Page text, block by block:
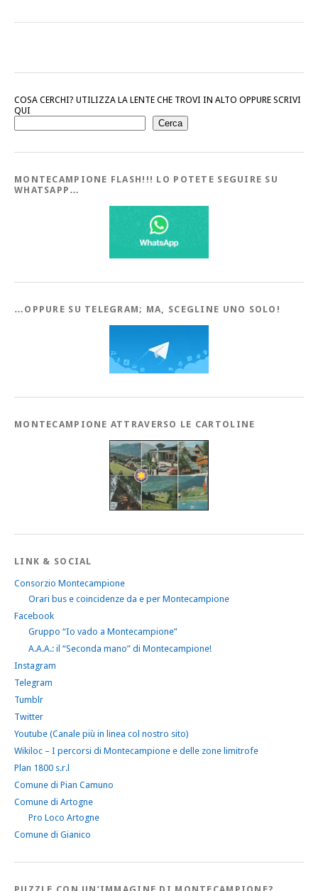
COSA CERCHI? UTILIZZA LA LENTE CHE TROVI IN ALTO OPPURE SCRIVI
QUI
Cerca
MONTECAMPIONE FLASH!!! LO POTETE SEGUIRE SU
WHATSAPP…
…OPPURE SU TELEGRAM; MA, SCEGLINE UNO SOLO!
MONTECAMPIONE ATTRAVERSO LE CARTOLINE
LINK & SOCIAL
Consorzio Montecampione
Orari bus e coincidenze da e per Montecampione
Facebook
Gruppo “Io vado a Montecampione”
A.A.A.: il “Seconda mano” di Montecampione!
Instagram
Telegram
Tumblr
Twitter
Youtube (Canale più in linea col nostro sito)
Wikiloc – I percorsi di Montecampione e delle zone limitrofe
Plan 1800 s.r.l
Comune di Pian Camuno
Comune di Artogne
Pro Loco Artogne
Comune di Gianico